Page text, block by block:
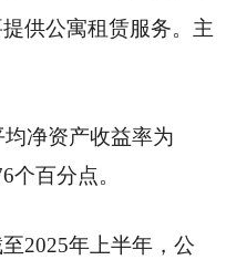
供公寓租赁服务。主
净资产收益率为
个百分点。
2025年上半年，公